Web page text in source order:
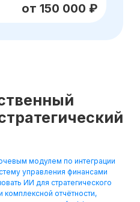
модулем по интеграции
управления финансами
ИИ для стратегического
комплексной отчётности,